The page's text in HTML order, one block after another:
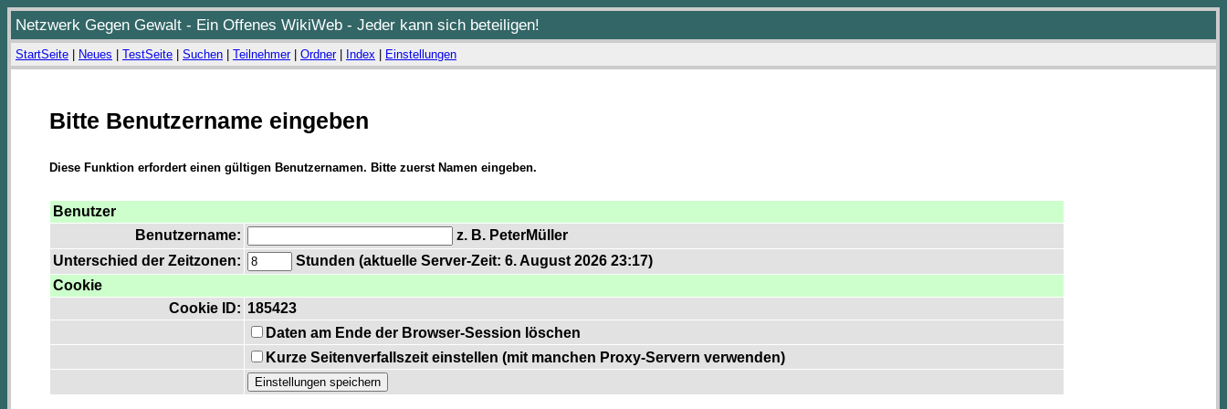
Netzwerk Gegen Gewalt - Ein Offenes WikiWeb - Jeder kann sich beteiligen!
StartSeite Neues TestSeite Suchen Teilnehmer| Ordner| Index Einstellungen
Bitte Benutzername eingeben
Diese Funktion erfordert einen gültigen Benutzernamen. Bitte zuerst Namen eingeben.
Benutzer
Benutzername:
z. B. PeterMüller
Unterschied der Zeitzonen:
Stunden (aktuelle Server-Zeit: 6. August 2026 23:17)
Cookie
Cookie ID: 185423
Daten am Ende der Browser-Session löschen
Kurze Seitenverfallszeit einstellen (mit manchen Proxy-Servern verwenden)